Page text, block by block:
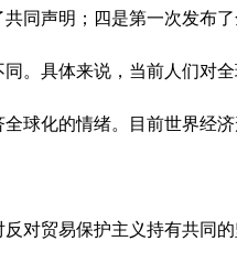
同声明；四是第一次发布
具体来说，当前人们对
球化的情绪。目前世界经
贸易保护主义持有共同的